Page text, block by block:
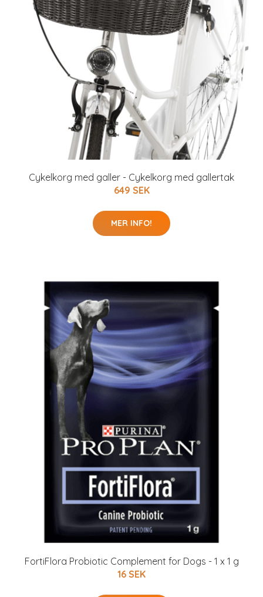
Cykelkorg med galler - Cykelkorg med gallertak
649 SEK
MER INFO!
FortiFlora Probiotic Complement for Dogs - 1 x 1 g
16 SEK